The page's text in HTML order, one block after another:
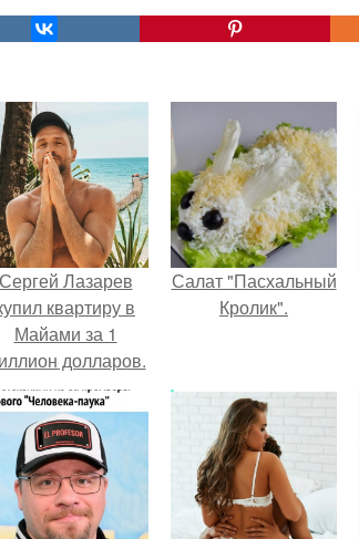
Лазарев
квартиру в
Майами за 1
долларов.
Салат "Пасхальный
Кролик".